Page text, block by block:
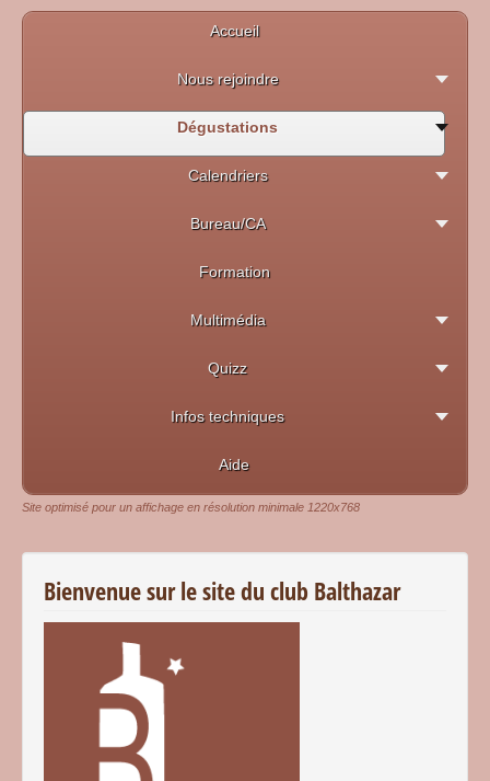
Accueil
Nous rejoindre
Dégustations
Calendriers
Bureau/CA
Formation
Multimédia
Quizz
Infos techniques
Aide
Site optimisé pour un affichage en résolution minimale 1220x768
Bienvenue sur le site du club Balthazar